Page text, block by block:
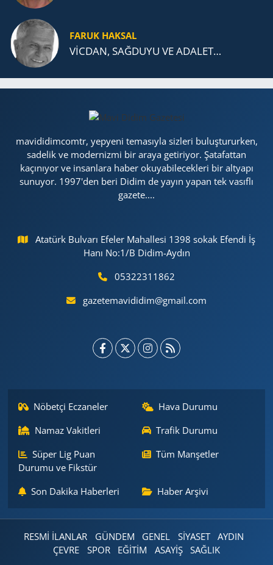
FARUK HAKSAL
VİCDAN, SAĞ­DU­YU VE ADA­LET…
mavididimcomtr, yepyeni temasıyla sizleri buluştururken,
sadelik ve modernizmi bir araya getiriyor. Şatafattan
kaçınıyor ve insanlara haber okuyabilecekleri bir altyapı
sunuyor. 1997'den beri Didim de yayın yapan tek vasıflı
gazete....
Atatürk Bulvarı Efeler Mahallesi 1398 sokak Efendi İş
Hanı No:1/B Didim-Aydın
05322311862
gazetemavididim@gmail.com
Nöbetçi Eczaneler
Hava Durumu
Namaz Vakitleri
Trafik Durumu
Süper Lig Puan
Durumu ve Fikstür
Tüm Manşetler
Son Dakika Haberleri Haber Arşivi
RESMİ İLANLAR GÜNDEM GENEL SİYASET
AYDIN
ÇEVRE
SPOR EĞİTİM ASAYİŞ SAĞLIK